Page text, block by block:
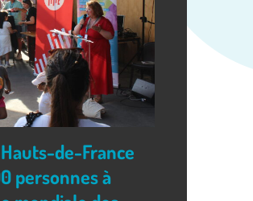
de-France
personnes à